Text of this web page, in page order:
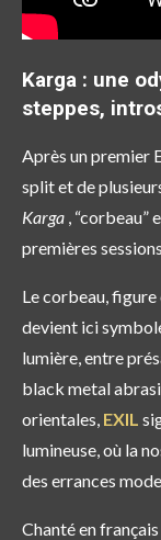
Karga : une
steppes,
Après un premier
split et de
Karga , “corbeau”
premières
Le corbeau,
devient ici
lumière, entre
black metal
orientales, EXIL
lumineuse, où la
des errances
Chanté en